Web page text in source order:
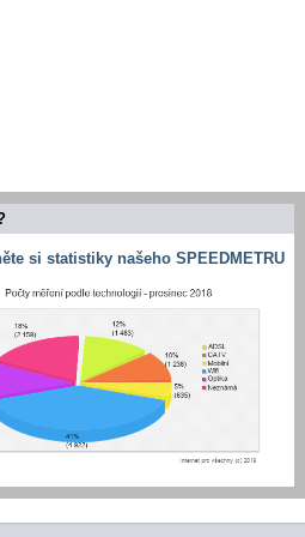
si statistiky našeho SPEEDMETRU